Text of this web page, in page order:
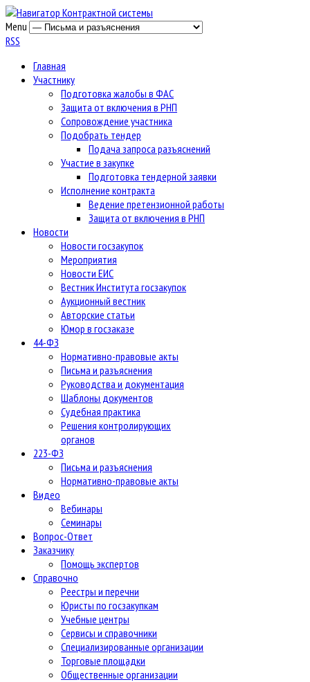
Menu
RSS
Главная
Участнику
Подготовка жалобы в ФАС
Защита от включения в РНП
Сопровождение участника
Подобрать тендер
Подача запроса разъяснений
Участие в закупке
Подготовка тендерной заявки
Исполнение контракта
Ведение претензионной работы
Защита от включения в РНП
Новости
Новости госзакупок
Мероприятия
Новости ЕИС
Вестник Института госзакупок
Аукционный вестник
Авторские статьи
Юмор в госзаказе
44-ФЗ
Нормативно-правовые акты
Письма и разъяснения
Руководства и документация
Шаблоны документов
Судебная практика
Решения контролирующих
органов
223-ФЗ
Письма и разъяснения
Нормативно-правовые акты
Видео
Вебинары
Семинары
Вопрос-Ответ
Заказчику
Помощь экспертов
Справочно
Реестры и перечни
Юристы по госзакупкам
Учебные центры
Сервисы и справочники
Специализированные организации
Торговые площадки
Общественные организации